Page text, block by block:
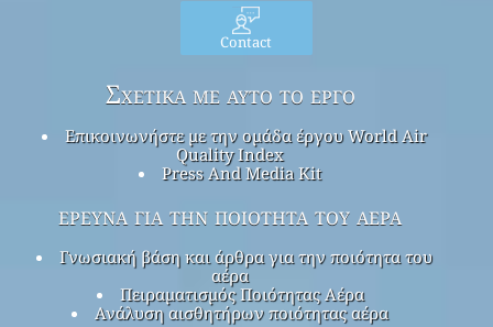
Contact
Σχετικά με αυτό το έργο
Επικοινωνήστε με την ομάδα έργου World Air
Quality Index
Press And Media Kit
έρευνα για την ποιότητα του αέρα
Γνωσιακή βάση και άρθρα για την ποιότητα του
αέρα
Πειραματισμός Ποιότητας Αέρα
Ανάλυση αισθητήρων ποιότητας αέρα